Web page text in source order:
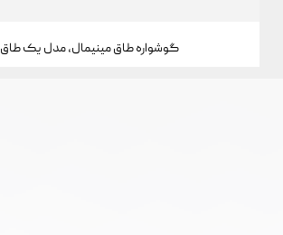
گوشواره طاق مینیمال، مدل یک طاق